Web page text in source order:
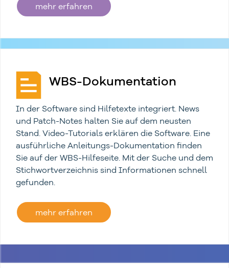
mehr erfahren
WBS-Dokumentation
In der Software sind Hilfetexte integriert. News
und Patch-Notes halten Sie auf dem neusten
Stand. Video-Tutorials erklären die Software. Eine
ausführliche Anleitungs-Dokumentation finden
Sie auf der WBS-Hilfeseite. Mit der Suche und dem
Stichwortverzeichnis sind Informationen schnell
gefunden.
mehr erfahren